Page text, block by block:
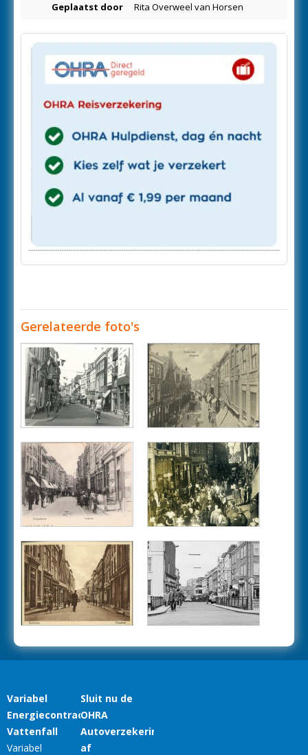
Geplaatst door Rita Overweel van Horsen
Gerelateerde foto's